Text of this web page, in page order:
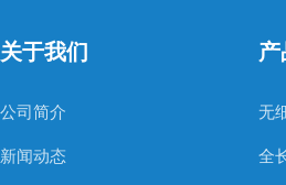
关于我们
公司简介
新闻动态
产
无
全